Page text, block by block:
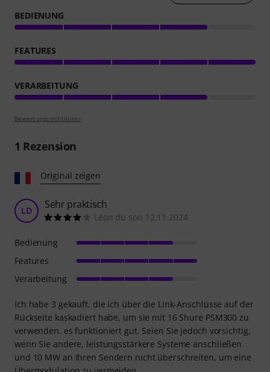
BEDIENUNG
FEATURES
VERARBEITUNG
Bewertungsrichtlinien
1 Rezension
Original zeigen
LD Sehr praktisch
Léon du son 12.11.2024
Ich habe 3 gekauft, die ich über die Link-Anschlüsse auf der
Rückseite kaskadiert habe, um sie mit 16 Shure PSM300 zu
verwenden. es funktioniert gut. Seien Sie jedoch vorsichtig,
wenn Sie andere, leistungsstärkere Systeme anschließen
und 10 MW an Ihren Sendern nicht überschreiten, um eine
Bedienung
Features
Verarbeitung